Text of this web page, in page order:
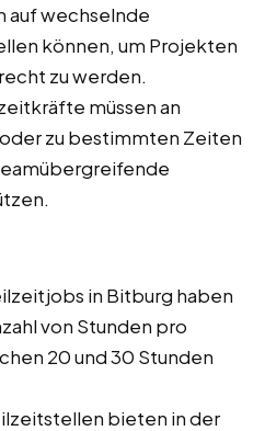
auf wechselnde
können, um Projekten
zu werden.
müssen an
zu bestimmten Zeiten
in Bitburg haben
von Stunden pro
20 und 30 Stunden
bieten in der